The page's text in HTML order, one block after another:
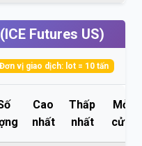
Futures US)
vị giao dịch: lot = 10 tấn
Cao
nhất
Thấp
nhất
Mở
cửa